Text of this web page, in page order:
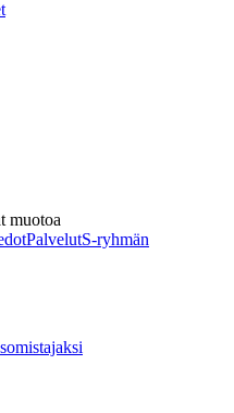
muotoa
PalvelutS-ryhmän